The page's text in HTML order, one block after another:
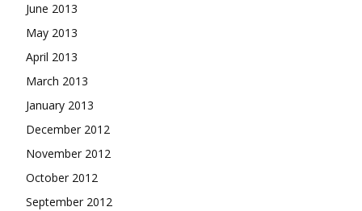
June 2013
May 2013
April 2013
March 2013
January 2013
December 2012
November 2012
October 2012
September 2012